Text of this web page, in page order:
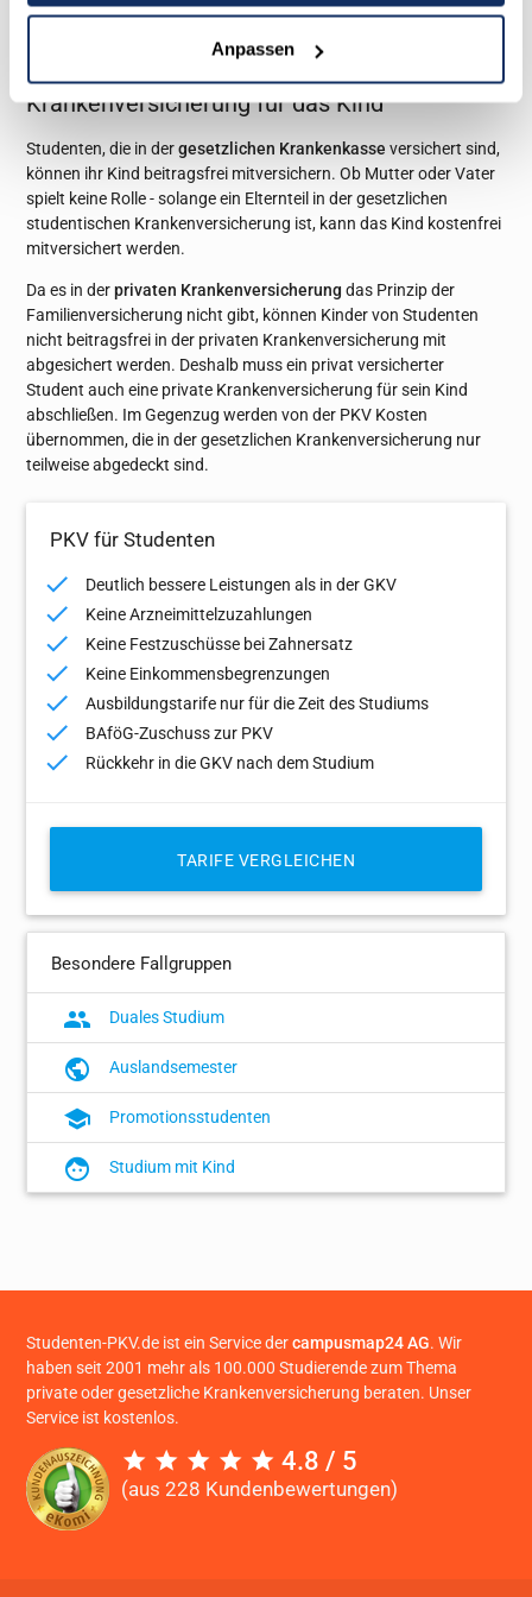
Anpassen
Mutterschaftsgeld zahlt die Krankenkasse.
Krankenversicherung für das Kind
Studenten, die in dergesetzlichen Krankenkasse versichert sind,
können ihr Kind beitragsfrei mitversichern. Ob Mutter oder Vater
spielt keine Rolle - solange ein Elternteil in der gesetzlichen
studentischen Krankenversicherung ist, kann das Kind kostenfrei
mitversichert werden.
Da es in derprivaten Krankenversicherung das Prinzip der
Familienversicherung nicht gibt, können Kinder von Studenten
nicht beitragsfrei in der privaten Krankenversicherung mit
abgesichert werden. Deshalb muss ein privat versicherter
Student auch eine private Krankenversicherung für sein Kind
abschließen. Im Gegenzug werden von der PKV Kosten
übernommen, die in der gesetzlichen Krankenversicherung nur
teilweise abgedeckt sind.
PKV für Studenten
Deutlich bessere Leistungen als in der GKV
Keine Arzneimittelzuzahlungen
Keine Festzuschüsse bei Zahnersatz
Keine Einkommensbegrenzungen
Ausbildungstarife nur für die Zeit des Studiums
BAföG-Zuschuss zur PKV
Rückkehr in die GKV nach dem Studium
TARIFE VERGLEICHEN
Besondere Fallgruppen
Duales Studium
Auslandsemester
Promotionsstudenten
Studium mit Kind
Studenten-PKV.de ist ein Service dercampusmap24 AG. Wir
haben seit 2001 mehr als 100.000 Studierende zum Thema
private oder gesetzliche Krankenversicherung beraten. Unser
Service ist kostenlos.
4.8 / 5
(aus 228 Kundenbewertungen)